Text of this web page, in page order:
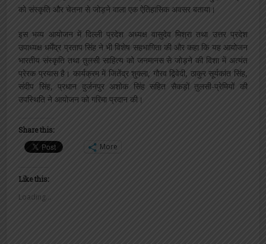
को संस्कृति और चेतना से जोड़ने वाला एक ऐतिहासिक अवसर बताया।
इस भव्य आयोजन में दिल्ली प्रदेश अध्यक्ष वासुदेव मिश्रा तथा उत्तर प्रदेश
उपाध्यक्ष धर्मेंद्र प्रताप सिंह ने भी विशेष सहभागिता की और कहा कि यह आयोजन
भारतीय संस्कृति तथा तुलसी साहित्य को जनमानस से जोड़ने की दिशा में अत्यंत
प्रेरक प्रयास है। कार्यक्रम में जितेंद्र शुक्ला, गौरव द्विवेदी, ठाकुर सूर्यकांत सिंह,
संदीप सिंह, प्रधान दुर्जनपुर अशोक सिंह सहित सैकड़ों तुलसी-प्रेमियों की
उपस्थिति ने आयोजन को गरिमा प्रदान की।
Share this:
More
Like this:
Loading...